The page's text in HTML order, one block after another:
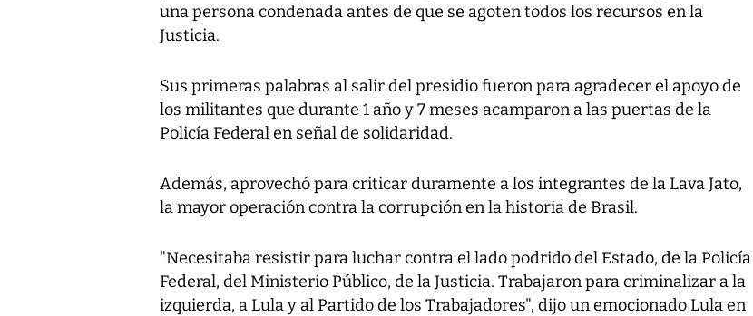
una persona condenada antes de que se agoten todos los recursos en la
Justicia.
Sus primeras palabras al salir del presidio fueron para agradecer el apoyo de
los militantes que durante 1 año y 7 meses acamparon a las puertas de la
Policía Federal en señal de solidaridad.
Además, aprovechó para criticar duramente a los integrantes de la Lava Jato,
la mayor operación contra la corrupción en la historia de Brasil.
"Necesitaba resistir para luchar contra el lado podrido del Estado, de la Policía
Federal, del Ministerio Público, de la Justicia. Trabajaron para criminalizar a la
izquierda, a Lula y al Partido de los Trabajadores", dijo un emocionado Lula en